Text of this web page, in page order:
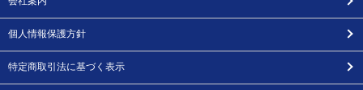
個人情報保護方針
特定商取引法に基づく表示